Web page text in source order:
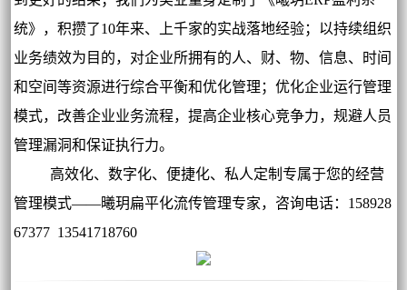
统》，积攒了10年来、上千家的实战落地经验；以持续组织
业务绩效为目的，对企业所拥有的人、财、物、信息、时间
和空间等资源进行综合平衡和优化管理；优化企业运行管理
模式，改善企业业务流程，提高企业核心竞争力，规避人员
管理漏洞和保证执行力。
高效化、数字化、便捷化、私人定制专属于您的经营
管理模式——曦玥扁平化流传管理专家，咨询电话：158928
67377 13541718760